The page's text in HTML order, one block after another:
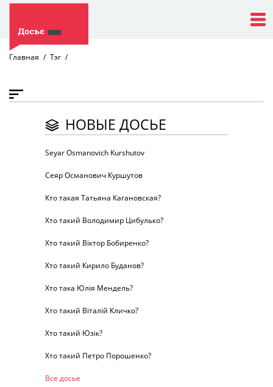
Главная Тэг
НОВЫЕ ДОСЬЕ
Seyar Osmanovich Kurshutov
Сеяр Османович Куршутов
Кто такая Татьяна Кагановская?
Хто такий Володимир Цибулько?
Хто такий Віктор Бобиренко?
Хто такий Кирило Буданов?
Хто така Юлія Мендель?
Хто такий Віталій Кличко?
Хто такий Юзік?
Хто такий Петро Порошенко?
Все досье